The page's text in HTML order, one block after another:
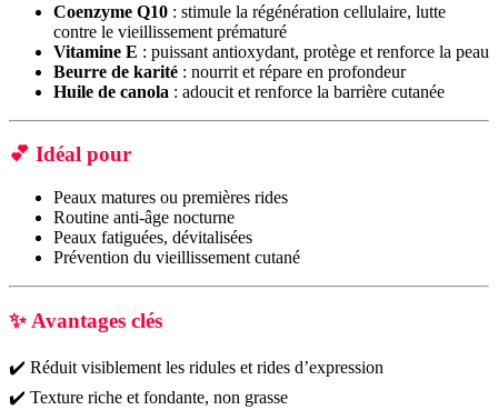
Coenzyme Q10 : stimule la régénération cellulaire, lutte
contre le vieillissement prématuré
Vitamine E : puissant antioxydant, protège et renforce la peau
Beurre de karité : nourrit et répare en profondeur
Huile de canola : adoucit et renforce la barrière cutanée
💕 Idéal pour
Peaux matures ou premières rides
Routine anti-âge nocturne
Peaux fatiguées, dévitalisées
Prévention du vieillissement cutané
✨ Avantages clés
✔️ Réduit visiblement les ridules et rides d’expression
✔️ Texture riche et fondante, non grasse